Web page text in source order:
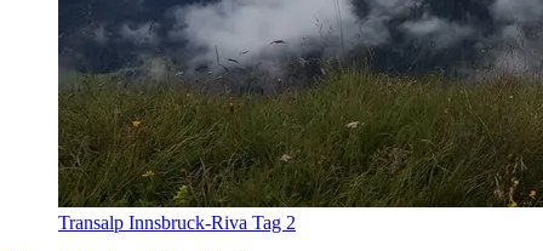
Transalp Innsbruck-Riva Tag 2